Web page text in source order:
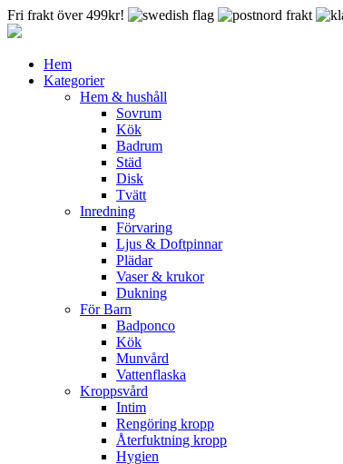
Fri frakt över 499kr!
Hem
Kategorier
Hem & hushåll
Sovrum
Kök
Badrum
Städ
Disk
Tvätt
Inredning
Förvaring
Ljus & Doftpinnar
Plädar
Vaser & krukor
Dukning
För Barn
Badponco
Kök
Munvård
Vattenflaska
Kroppsvård
Intim
Rengöring kropp
Återfuktning kropp
Hygien